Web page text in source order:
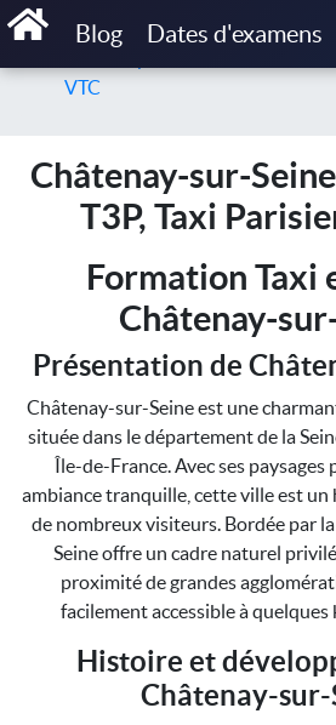
Blog Dates d'examens
Accueil
VTC
Châtenay-sur-
T3P, Taxi
Formation Taxi
Châtenay-
Présentation de
Châtenay-sur-Seine est une
située dans le département de la
Île-de-France. Avec ses
ambiance tranquille, cette ville est
de nombreux visiteurs. Bordée par
Seine offre un cadre naturel
proximité de grandes
facilement accessible à
Histoire et
Châtenay-sur-